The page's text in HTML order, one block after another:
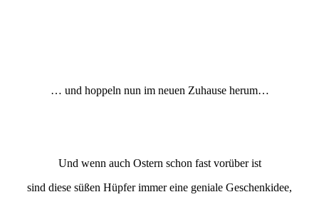
… und hoppeln nun im neuen Zuhause herum…
Und wenn auch Ostern schon fast vorüber ist
sind diese süßen Hüpfer immer eine geniale Geschenkidee,